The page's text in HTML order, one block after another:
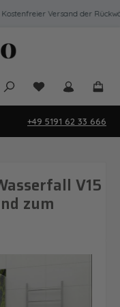
Versand der
Du hast 0
+49 5191 62 33 666
V15
zum